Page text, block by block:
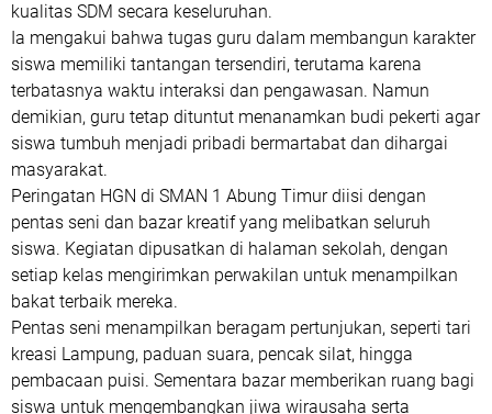
kualitas SDM secara keseluruhan.
Ia mengakui bahwa tugas guru dalam membangun karakter
siswa memiliki tantangan tersendiri, terutama karena
terbatasnya waktu interaksi dan pengawasan. Namun
demikian, guru tetap dituntut menanamkan budi pekerti agar
siswa tumbuh menjadi pribadi bermartabat dan dihargai
masyarakat.
Peringatan HGN di SMAN 1 Abung Timur diisi dengan
pentas seni dan bazar kreatif yang melibatkan seluruh
siswa. Kegiatan dipusatkan di halaman sekolah, dengan
setiap kelas mengirimkan perwakilan untuk menampilkan
bakat terbaik mereka.
Pentas seni menampilkan beragam pertunjukan, seperti tari
kreasi Lampung, paduan suara, pencak silat, hingga
pembacaan puisi. Sementara bazar memberikan ruang bagi
siswa untuk mengembangkan jiwa wirausaha serta